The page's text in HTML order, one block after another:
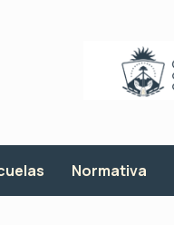
Normativa